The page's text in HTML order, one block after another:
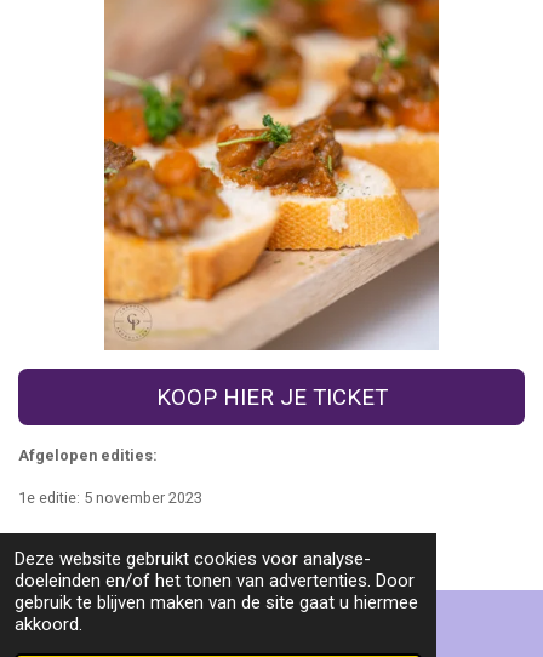
Deze website gebruikt cookies voor analyse-
doeleinden en/of het tonen van advertenties. Door
gebruik te blijven maken van de site gaat u hiermee
akkoord.
KOOP HIER JE TICKET
Afgelopen edities:
1e editie: 5 november 2023
TOP